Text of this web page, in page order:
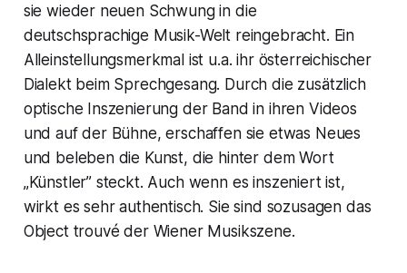
sie wieder neuen Schwung in die
deutschsprachige Musik-Welt reingebracht. Ein
Alleinstellungsmerkmal ist u.a. ihr österreichischer
Dialekt beim Sprechgesang. Durch die zusätzlich
optische Inszenierung der Band in ihren Videos
und auf der Bühne, erschaffen sie etwas Neues
und beleben die Kunst, die hinter dem Wort
„Künstler” steckt. Auch wenn es inszeniert ist,
wirkt es sehr authentisch. Sie sind sozusagen das
Object trouvé der Wiener Musikszene.